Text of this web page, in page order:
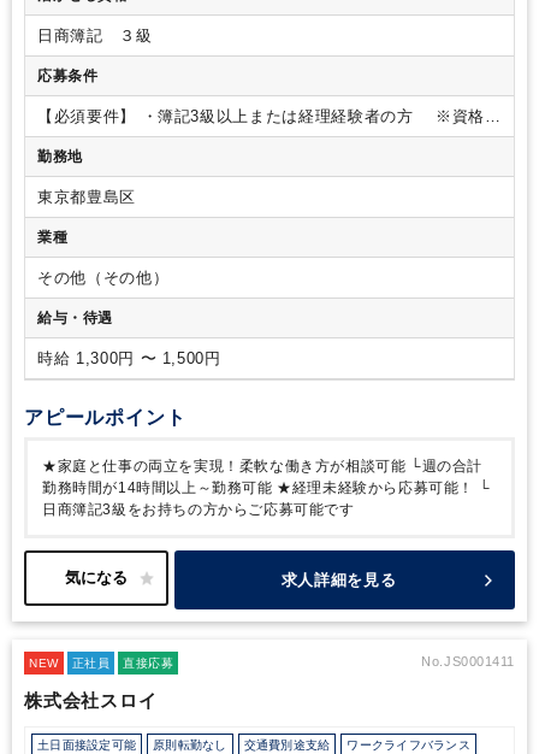
り取りが発生する場合もあります。
日商簿記 ３級
応募条件
【必須要件】 ・簿記3級以上または経理経験者の方 ※資格が
あれば業務未経験OK・Googleスプレッドシートなど基本的な
PC操作が出来る方
＜人物像＞・意欲的に取り組める方
事に気づくことができる方
勤務地
東京都豊島区
業種
その他（その他）
給与・待遇
時給 1,300円 〜 1,500円
アピールポイント
★家庭と仕事の両立を実現！柔軟な働き方が相談可能 └週の合計
勤務時間が14時間以上～勤務可能 ★経理未経験から応募可能！
└
日商簿記3級をお持ちの方からご応募可能です
求人詳細を見る
NEW 正社員 直接応募 No.JS0001411
株式会社スロイ
土日面接設定可能 原則転勤なし 交通費別途支給 ワークライフバランス